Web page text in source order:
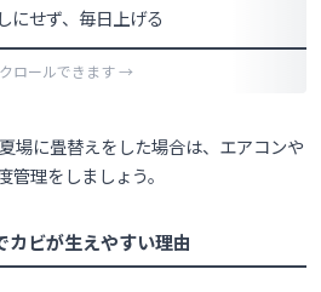
にせず、毎日上げる
場に畳替えをした場合は、エアコンや
理をしましょう。
カビが生えやすい理由